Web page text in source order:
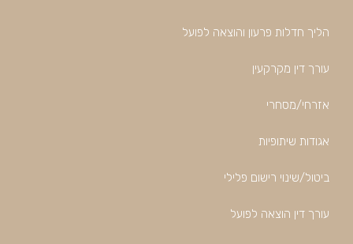
הליך חדלות פרעון והוצאה לפועל
עורך דין מקרקעין
אזרחי/מסחרי
אגודות שיתופיות
ביטול/שינוי רישום פלילי
עורך דין הוצאה לפועל